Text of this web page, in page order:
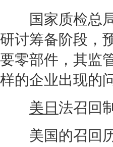
国家质检总局
研讨筹备阶段，
要零部件，其监
样的企业出现的
美日 法召回
美国的召回